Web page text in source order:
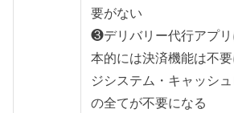
要がない
❸デリバリー代行アプ
本的には決済機能は不
ジシステム・キャッシ
の全てが不要になる